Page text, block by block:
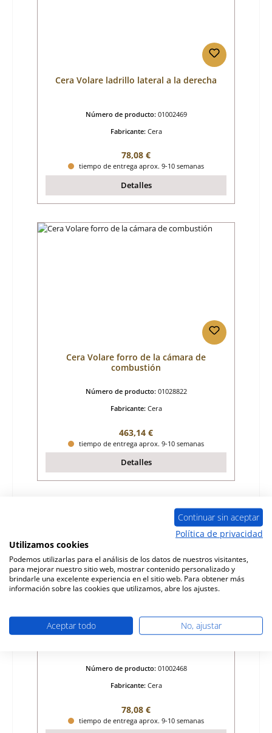
Cera Volare ladrillo lateral a la derecha
Número de producto: 01002469
Fabricante: Cera
Precio normal:
78,08 €
tiempo de entrega aprox. 9-10 semanas
Detalles
Cera Volare forro de la cámara de
combustión
Número de producto: 01028822
Fabricante: Cera
Precio normal:
463,14 €
tiempo de entrega aprox. 9-10 semanas
Detalles
Cera Volare ladrillo lateral a la izquierda
Número de producto: 01002468
Fabricante: Cera
Precio normal:
78,08 €
tiempo de entrega aprox. 9-10 semanas
Continuar sin aceptar
Política de privacidad
Utilizamos cookies
Podemos utilizarlas para el análisis de los datos de nuestros visitantes,
para mejorar nuestro sitio web, mostrar contenido personalizado y
brindarle una excelente experiencia en el sitio web. Para obtener más
información sobre las cookies que utilizamos, abre los ajustes.
Aceptar todo No, ajustar